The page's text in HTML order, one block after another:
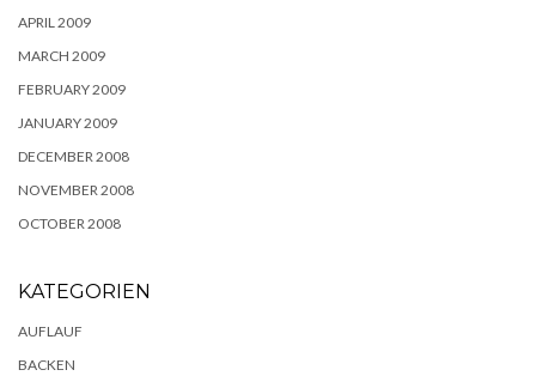
APRIL 2009
MARCH 2009
FEBRUARY 2009
JANUARY 2009
DECEMBER 2008
NOVEMBER 2008
OCTOBER 2008
KATEGORIEN
AUFLAUF
BACKEN